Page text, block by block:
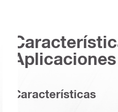
Aplicaciones
Características